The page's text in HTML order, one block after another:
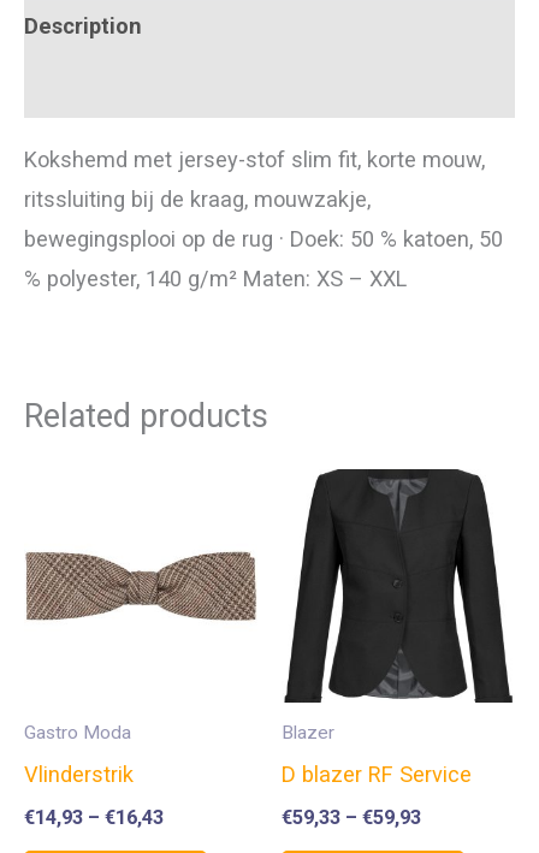
Description
Kokshemd met jersey-stof slim fit, korte mouw,
ritssluiting bij de kraag, mouwzakje,
bewegingsplooi op de rug · Doek: 50 % katoen, 50
% polyester, 140 g/m² Maten: XS – XXL
Related products
Gastro Moda
Vlinderstrik
€14,93 – €16,43
Blazer
D blazer RF Service
€59,33 – €59,93